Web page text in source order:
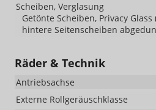
Scheiben, Verglasung
Getönte Scheiben, Privacy
hintere Seitenscheiben
Räder & Technik
Antriebsachse
Externe Rollgeräuschklasse